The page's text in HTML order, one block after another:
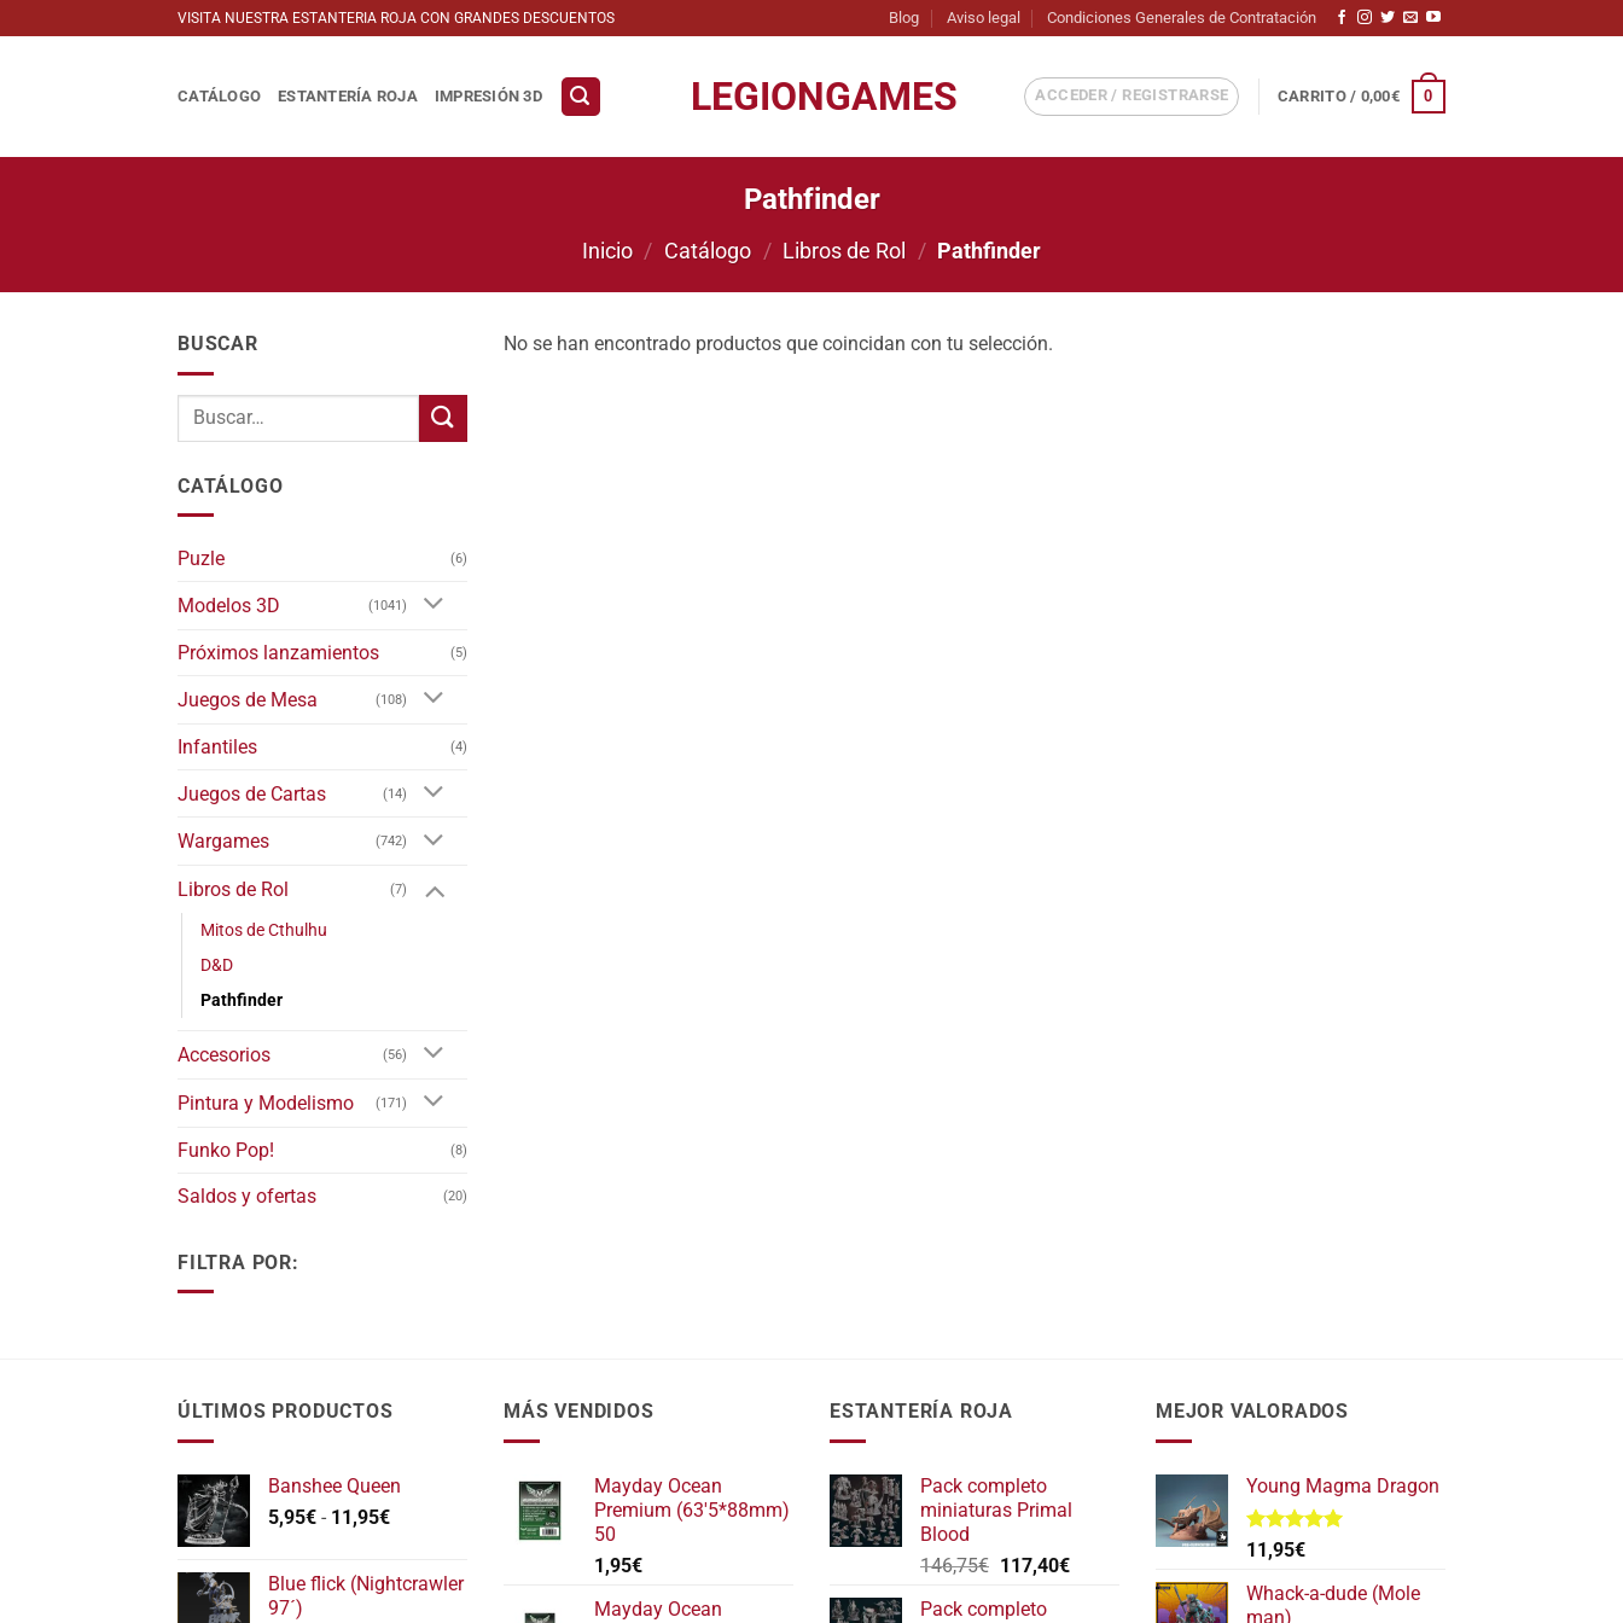
al
VISITA NUESTRA ESTANTERIA ROJA CON GRANDES DESCUENTOS Blog Aviso legal Condiciones Generales de Contratación
LEGIONGAMES
CATÁLOGO ESTANTERÍA ROJA IMPRESIÓN 3D ACCEDER / REGISTRARSE CARRITO / 0,00€ 0
Pathfinder
Inicio / Catálogo / Libros de Rol / Pathfinder
BUSCAR
CATÁLOGO
Puzle (6)
Modelos 3D (1041)
Próximos lanzamientos (5)
Juegos de Mesa (108)
Infantiles (4)
Juegos de Cartas (14)
Wargames (742)
Libros de Rol (7)
Mitos de Cthulhu
D&D
Pathfinder
Accesorios (56)
Pintura y Modelismo (171)
Funko Pop! (8)
Saldos y ofertas (20)
FILTRA POR:
No se han encontrado productos que coincidan con tu selección.
ÚLTIMOS PRODUCTOS
Banshee Queen
5,95€ - 11,95€Rango
desde
Blue flick (Nightcrawler
97´)
MÁS VENDIDOS
Mayday Ocean
Premium (63'5*88mm)
50
1,95€
Mayday Ocean
ESTANTERÍA ROJA
Pack completo
miniaturas Primal
Blood
146,75€ El
original
117,40€El
Pack completo
MEJOR VALORADOS
Young Magma Dragon
Valorado
con
de 5
11,95€
Whack-a-dude (Mole
man)